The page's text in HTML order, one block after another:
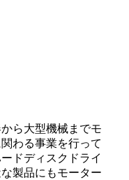
ら大型機械までモ
わる事業を行って
ドディスクドライ
製品にもモーター